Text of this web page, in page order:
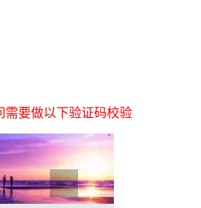
需要做以下验证码校验